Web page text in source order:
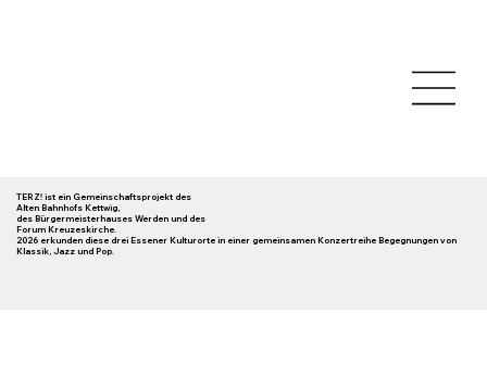
TERZ! ist ein Gemeinschaftsprojekt des
Alten Bahnhofs Kettwig,
des Bürgermeisterhauses Werden und des
Forum Kreuzeskirche.
2026 erkunden diese drei Essener Kulturorte in einer gemeinsamen Konzertreihe Begegnungen von
Klassik, Jazz und Pop.